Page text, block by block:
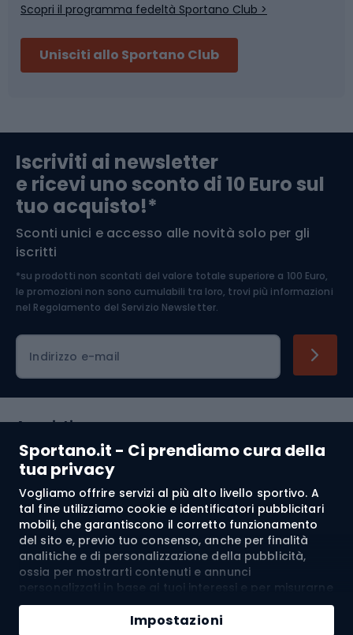
Sportano.it - Ci prendiamo cura della
tua privacy
Vogliamo offrire servizi al più alto livello sportivo. A
tal fine utilizziamo cookie e identificatori pubblicitari
mobili, che garantiscono il corretto funzionamento
del sito e, previo tuo consenso, anche per finalità
analitiche e di personalizzazione della pubblicità,
ossia per mostrarti contenuti e annunci
personalizzati in base ai tuoi interessi e per misurarne
l’efficacia. I cookie e gli identificatori pubblicitari
mobili possono essere utilizzati sia per attività
Impostazioni
Aggiungi al carrello
Abbigliamento da escursionismo
Componenti per biciclette
Arrampicata
Medicina dello sport
Abbigliamento ciclistico
Scopri il programma fedeltà Sportano Club >
Unisciti allo Sportano Club
Iscriviti ai newsletter
e ricevi uno sconto di 10 Euro sul
tuo acquisto!*
Sconti unici e accesso alle novità solo per gli
iscritti
*su prodotti non scontati del valore totale superiore a 100 Euro,
le promozioni non sono cumulabili tra loro, trovi più informazioni
nel Regolamento del Servizio Newsletter.
Indirizzo e-mail
Acquisti
Servizio clienti
Regolamento
Chi siamo